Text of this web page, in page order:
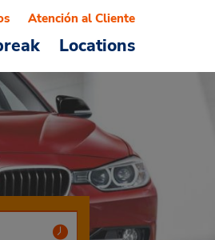
Locations
Atención al Cliente